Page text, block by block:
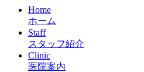
Home
ホーム
Staff
スタッフ紹介
Clinic
医院案内